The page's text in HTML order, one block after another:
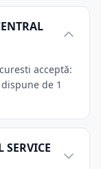
acceptă:
de 1